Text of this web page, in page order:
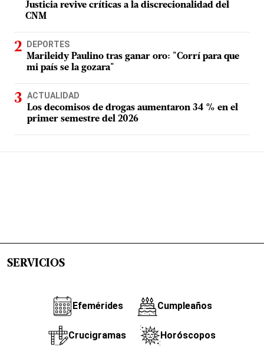
Justicia revive críticas a la discrecionalidad del
CNM
DEPORTES
Marileidy Paulino tras ganar oro: "Corrí para que
mi país se la gozara"
ACTUALIDAD
Los decomisos de drogas aumentaron 34 % en el
primer semestre del 2026
SERVICIOS
Efemérides Cumpleaños
Crucigramas Horóscopos